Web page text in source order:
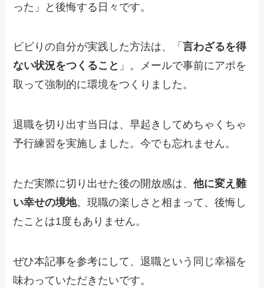
った」と後悔する日々です。
ビビりの自分が実践した方法は、「言わざるを得
ない状況をつくること 」。メールで事前にアポを
取って強制的に環境をつくりました。
退職を切り出す当日は、早起きしてめちゃくちゃ
予行練習を実施しました。今でも忘れません。
ただ実際に切り出せた後の開放感は、他に変え難
い幸せの境地。現職の楽しさと相まって、後悔し
たことは1度もありません。
ぜひ本記事を参考にして、退職という同じ幸福を
味わっていただきたいです。